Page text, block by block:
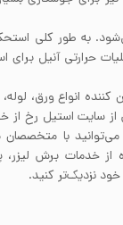
نمی‌شود. به طور کلی
انواع ورق،
از سایت استیل رخ از
با متخصصان
از خدمات برش
نزدیک‌تر کنید.